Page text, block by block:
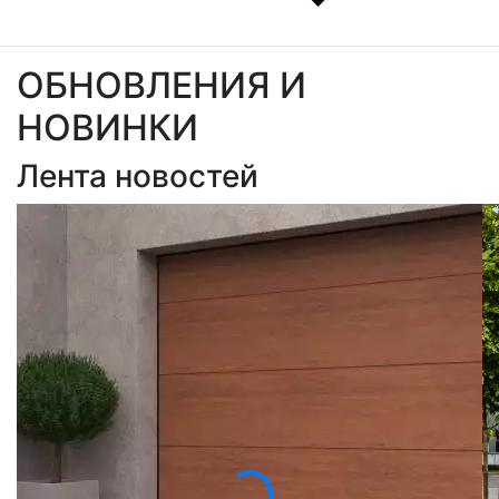
ОБНОВЛЕНИЯ И
НОВИНКИ
Лента новостей